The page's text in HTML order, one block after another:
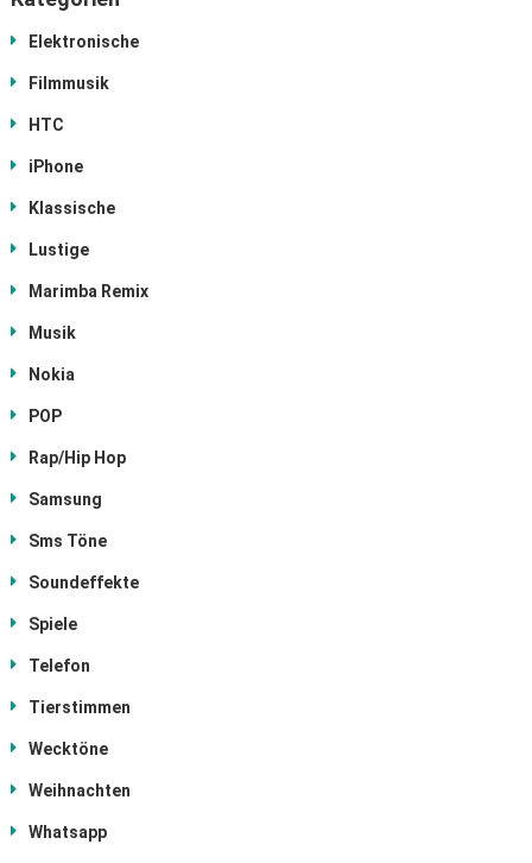
Elektronische
Filmmusik
HTC
iPhone
Klassische
Lustige
Marimba Remix
Musik
Nokia
POP
Rap/Hip Hop
Samsung
Sms Töne
Soundeffekte
Spiele
Telefon
Tierstimmen
Wecktöne
Weihnachten
Whatsapp